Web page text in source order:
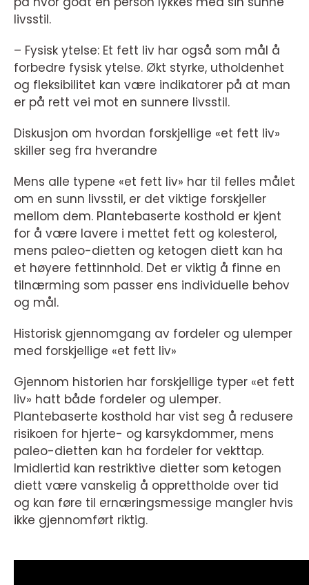
livsstil.
– Fysisk ytelse: Et fett liv har også som mål å
forbedre fysisk ytelse. Økt styrke, utholdenhet
og fleksibilitet kan være indikatorer på at man
er på rett vei mot en sunnere livsstil.
Diskusjon om hvordan forskjellige «et fett liv»
skiller seg fra hverandre
Mens alle typene «et fett liv» har til felles målet
om en sunn livsstil, er det viktige forskjeller
mellom dem. Plantebaserte kosthold er kjent
for å være lavere i mettet fett og kolesterol,
mens paleo-dietten og ketogen diett kan ha
et høyere fettinnhold. Det er viktig å finne en
tilnærming som passer ens individuelle behov
og mål.
Historisk gjennomgang av fordeler og ulemper
med forskjellige «et fett liv»
Gjennom historien har forskjellige typer «et fett
liv» hatt både fordeler og ulemper.
Plantebaserte kosthold har vist seg å redusere
risikoen for hjerte- og karsykdommer, mens
paleo-dietten kan ha fordeler for vekttap.
Imidlertid kan restriktive dietter som ketogen
diett være vanskelig å opprettholde over tid
og kan føre til ernæringsmessige mangler hvis
ikke gjennomført riktig.